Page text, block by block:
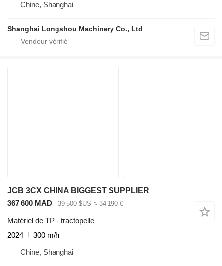
Chine, Shanghai
Shanghai Longshou Machinery Co., Ltd
JCB 3CX CHINA BIGGEST SUPPLIER
367 600 MAD
39 500 $US ≈ 34 190 €
Matériel de TP - tractopelle
2024
300 m/h
Chine, Shanghai